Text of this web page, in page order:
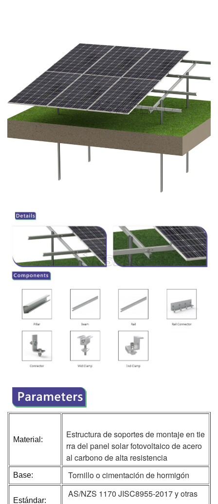
Material:
Estructura de soportes de montaje en tie
rra del panel solar fotovoltaico de acero
al carbono de alta resistencia
Base: Tornillo o cimentación de hormigón
Estándar:
AS/NZS 1170 JISC8955-2017 y otras